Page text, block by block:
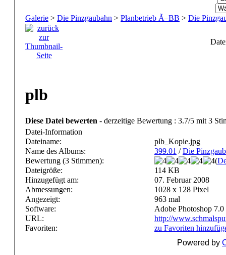
Galerie > Die Pinzgaubahn > Planbetrieb Ã–BB > Die
plb
Diese Datei bewerten - derzeitige Bewertung : 3.7/5 mit 3
Datei-Information
Dateiname:
plb_Kopie.jpg
Name des Albums:
399.01 /Die
Bewertung (3 Stimmen):
(
Dateigröße:
114 KB
Hinzugefügt am:
07. Februar 2008
Abmessungen:
1028 x 128 Pixel
Angezeigt:
963 mal
Software:
Adobe Photoshop 7.0
URL:
http://
Favoriten:
zu Favoriten
Powered by